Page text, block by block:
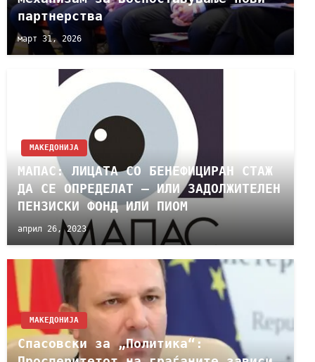
партнерства
март 31, 2026
МАКЕДОНИЈА
МАПАС: ЛИЦАТА СО БЕНЕФИЦИРАН СТАЖ
ДА СЕ ОПРЕДЕЛАТ – ИЛИ ЗАДОЛЖИТЕЛЕН
ПЕНЗИСКИ ФОНД ИЛИ ПИОМ
април 26, 2023
МАКЕДОНИЈА
Спасовски за „Политика“: